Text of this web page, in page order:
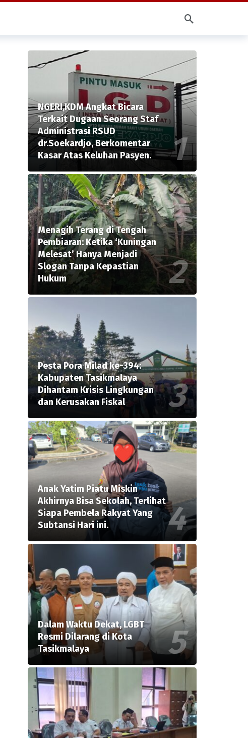
NGERI,KDM Angkat Bicara
Terkait Dugaan Seorang Staf
Administrasi RSUD
dr.Soekardjo, Berkomentar
Kasar Atas Keluhan Pasyen.
Menagih Terang di Tengah
Pembiaran: Ketika ‘Kuningan
Melesat’ Hanya Menjadi
Slogan Tanpa Kepastian
Hukum
Pesta Pora Milad ke-394:
Kabupaten Tasikmalaya
Dihantam Krisis Lingkungan
dan Kerusakan Fiskal
Anak Yatim Piatu Miskin
Akhirnya Bisa Sekolah, Terlihat
Siapa Pembela Rakyat Yang
Subtansi Hari ini.
Dalam Waktu Dekat, LGBT
Resmi Dilarang di Kota
Tasikmalaya